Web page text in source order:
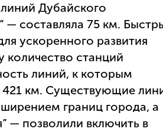
Дубайского
— составляла 75 км.
ускоренного развития
количество станций
линий, к которым
421 км. Существующие
границ города, а
— позволили включить в